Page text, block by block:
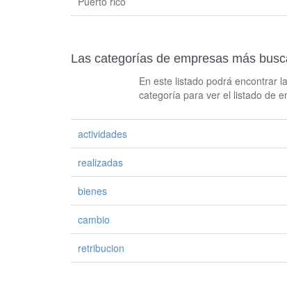
Las categorías de empresas más
En este listado podrá encontrar
categoría para ver el listado de
actividades
realizadas
bienes
cambio
retribucion